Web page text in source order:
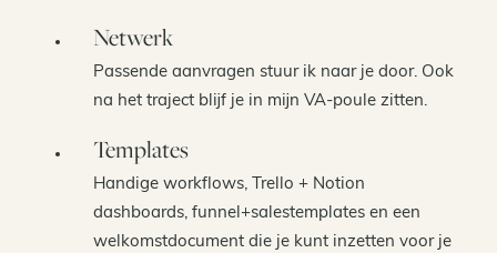
Netwerk
Passende aanvragen stuur ik naar je door. Ook
na het traject blijf je in mijn VA-poule zitten.
Templates
Handige workflows, Trello + Notion
dashboards, funnel+salestemplates en een
welkomstdocument die je kunt inzetten voor je